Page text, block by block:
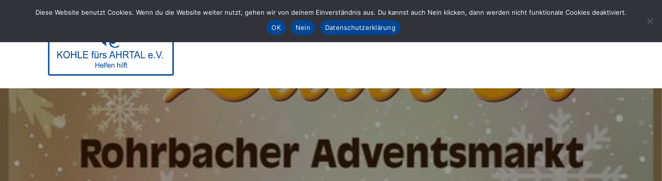
Diese Website benutzt Cookies. Wenn du die Website weiter nutzt, gehen wir von deinem Einverständnis aus. Du kannst auch Nein klicken, dann werden nicht funktionale Cookies deaktiviert.
OK
Nein Datenschutzerklärung